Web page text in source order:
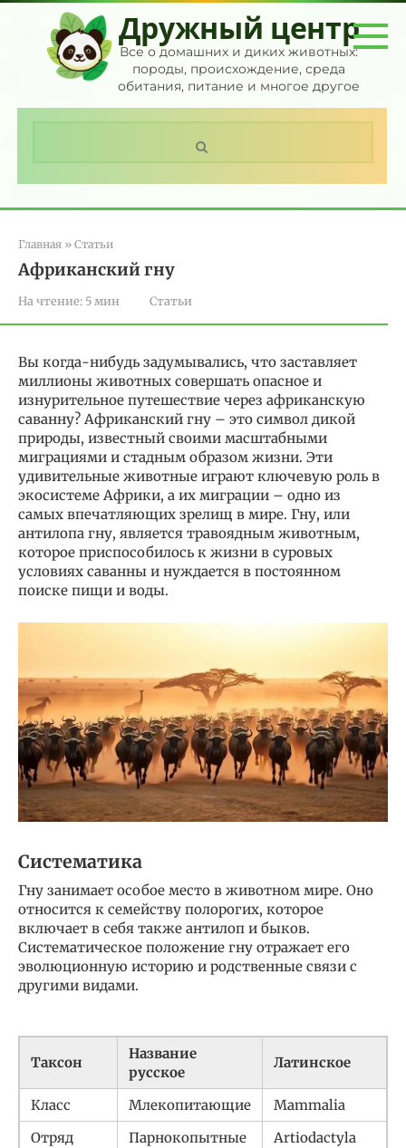
Перейти
контенту
Дружный центр
Все о домашних и диких животных:
породы, происхождение, среда
обитания, питание и многое другое
Главная » Статьи
Африканский гну
На чтение: 5 мин Статьи
Вы когда-нибудь задумывались, что заставляет
миллионы животных совершать опасное и
изнурительное путешествие через африканскую
саванну? Африканский гну – это символ дикой
природы, известный своими масштабными
миграциями и стадным образом жизни. Эти
удивительные животные играют ключевую роль в
экосистеме Африки, а их миграции – одно из
самых впечатляющих зрелищ в мире. Гну, или
антилопа гну, является травоядным животным,
которое приспособилось к жизни в суровых
условиях саванны и нуждается в постоянном
поиске пищи и воды.
Систематика
Гну занимает особое место в животном мире. Оно
относится к семейству полорогих, которое
включает в себя также антилоп и быков.
Систематическое положение гну отражает его
эволюционную историю и родственные связи с
другими видами.
Таксон
Название
русское
Латинское
Класс Млекопитающие
Mammalia
Отряд
Парнокопытные
Artiodactyla